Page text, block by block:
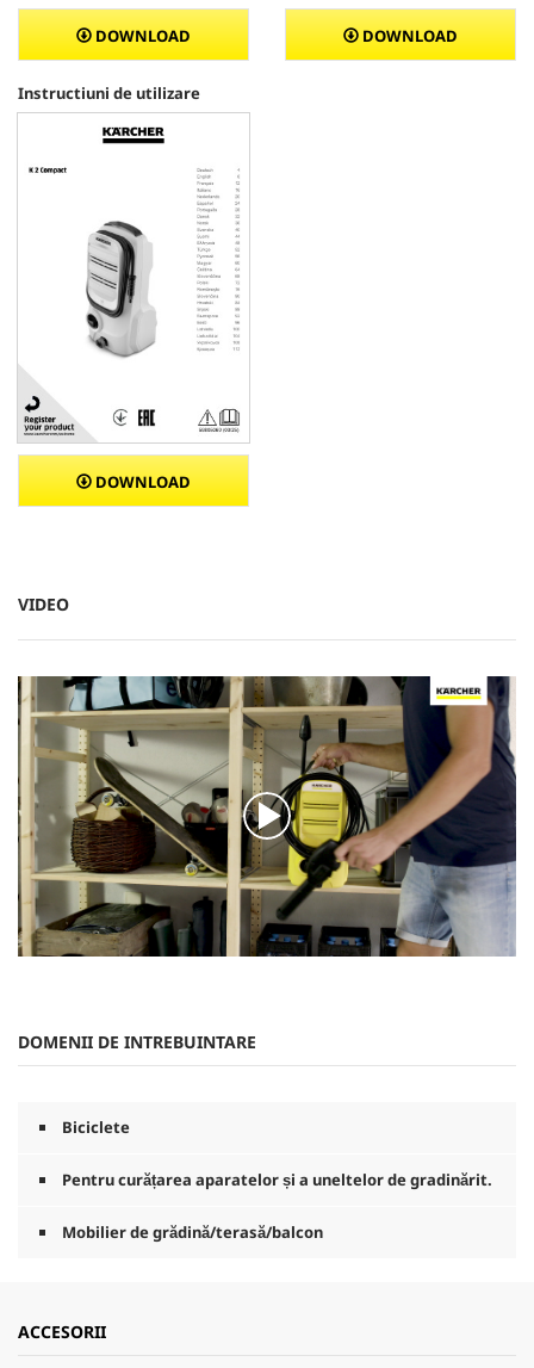
DOWNLOAD DOWNLOAD
Instructiuni de utilizare
DOWNLOAD
VIDEO
u
DOMENII DE INTREBUINTARE
Biciclete
Pentru curățarea aparatelor și a uneltelor de gradinărit.
Mobilier de grădină/terasă/balcon
ACCESORII